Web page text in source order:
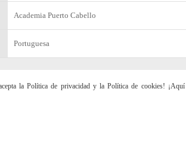
Academia Puerto Cabello
Portuguesa
la Política de privacidad y la Política de cookies! ¡Aquí